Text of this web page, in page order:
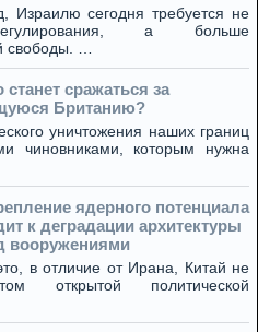
Израилю сегодня требуется не
а больше
свободы. …
станет сражаться за
Британию?
уничтожения наших границ
чиновниками, которым нужна
ядерного потенциала
к деградации архитектуры
вооружениями
в отличие от Ирана, Китай не
открытой политической